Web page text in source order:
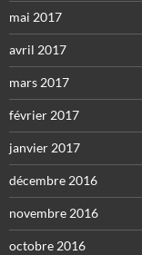
mai 2017
avril 2017
mars 2017
février 2017
janvier 2017
décembre 2016
novembre 2016
octobre 2016